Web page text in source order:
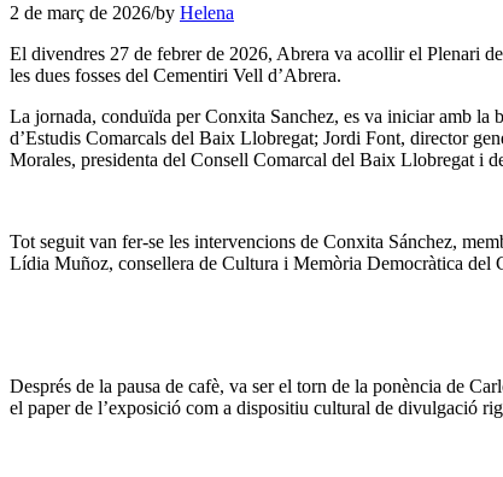
2 de març de 2026/by Helena
El divendres 27 de febrer de 2026, Abrera va acollir el Plenari
les dues fosses del Cementiri Vell d’Abrera.
La jornada, conduïda per Conxita Sanchez, es va iniciar amb la
d’Estudis Comarcals del Baix Llobregat; Jordi Font, director
Morales, presidenta del Consell Comarcal del Baix Llobregat i
Tot seguit van fer-se les intervencions de Conxita Sánchez,
Lídia Muñoz, consellera de Cultura i Memòria Democràtica
Després de la pausa de cafè, va ser el torn de la ponència de
el paper de l’exposició com a dispositiu cultural de divulgació